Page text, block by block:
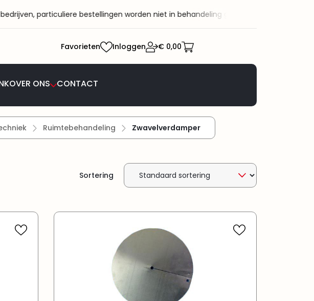
bestellingen worden niet in behandeling genomen.
Favorieten Inloggen € 0,00
OVER ONS CONTACT
Ruimtebehandeling Zwavelverdamper
Sortering